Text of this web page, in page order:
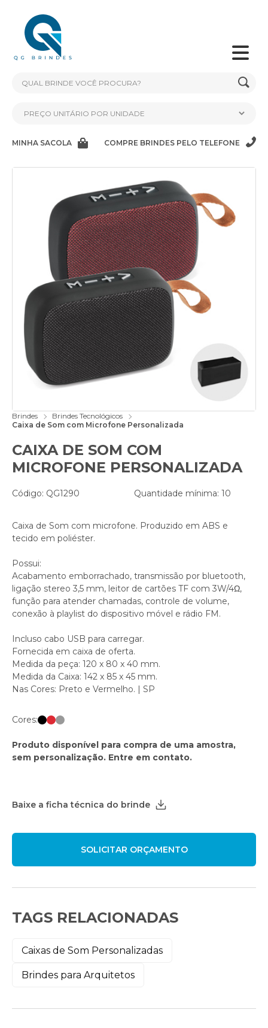
MINHA SACOLA COMPRE BRINDES PELO TELEFONE
Brindes
Brindes Tecnológicos
Caixa de Som com Microfone Personalizada
CAIXA DE SOM COM
MICROFONE PERSONALIZADA
Código: QG1290 Quantidade mínima: 10
Caixa de Som com microfone. Produzido em ABS e
tecido em poliéster.
Possui:
Acabamento emborrachado, transmissão por bluetooth,
ligação stereo 3,5 mm, leitor de cartões TF com 3W/4Ω,
função para atender chamadas, controle de volume,
conexão à playlist do dispositivo móvel e rádio FM.
Incluso cabo USB para carregar.
Fornecida em caixa de oferta.
Medida da peça: 120 x 80 x 40 mm.
Medida da Caixa: 142 x 85 x 45 mm.
Nas Cores: Preto e Vermelho. | SP
Cores:
Produto disponível para compra de uma amostra,
sem personalização. Entre em contato.
Baixe a ficha técnica do brinde
TAGS RELACIONADAS
Caixas de Som Personalizadas
Brindes para Arquitetos